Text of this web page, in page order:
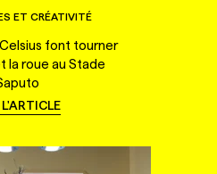
ET CRÉATIVITÉ
font tourner
la roue au Stade
L'ARTICLE